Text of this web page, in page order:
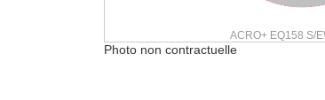
ACRO+ EQ158 S/
Photo non contractuelle